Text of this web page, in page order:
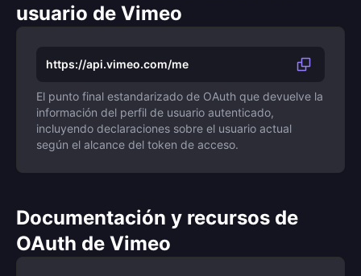
usuario de Vimeo
https://api.vimeo.com/me
El punto final estandarizado de OAuth que devuelve la
información del perfil de usuario autenticado,
incluyendo declaraciones sobre el usuario actual
según el alcance del token de acceso.
Documentación y recursos de
OAuth de Vimeo